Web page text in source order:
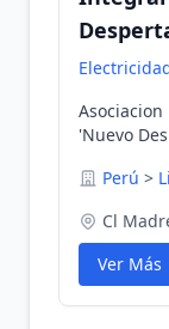
'Nuevo
Perú >
Cl
Ver Más